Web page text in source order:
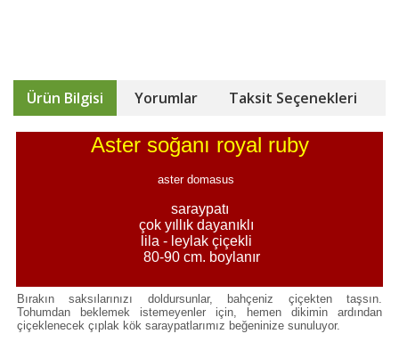
Ürün Bilgisi Yorumlar Taksit Seçenekleri
Aster soğanı royal ruby
aster domasus
saraypatı
çok yıllık dayanıklı
lila - leylak çiçekli
80-90 cm. boylanır
Bırakın saksılarınızı doldursunlar, bahçeniz çiçekten taşsın.
Tohumdan beklemek istemeyenler için, hemen dikimin ardından
çiçeklenecek çıplak kök saraypatlarımız beğeninize sunuluyor.